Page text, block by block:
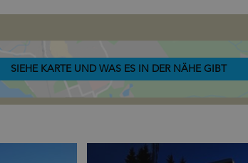
SIEHE KARTE UND WAS ES IN DER NÄHE GIBT